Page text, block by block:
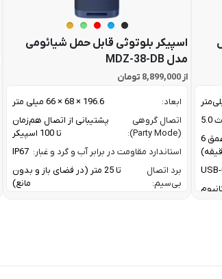
دارای رتبه IP68 (حداکثر عمق 6
اسپیکر بلوتوثی قابل حمل شیائومی
مدل MDZ-38-DB
از 8,899,000 تومان
ابعاد:
196.6 × 68 × 66 میلی متر
اتصال گروهی
(Party Mode):
پشتیبانی از اتصال هم‌زمان
تا 100 اسپیکر
استاندارد مقاومت در برابر آب و گرد و غبار: IP67
برد اتصال
بی‌سیم:
تا 25 متر (در فضای باز و بدون
مانع)